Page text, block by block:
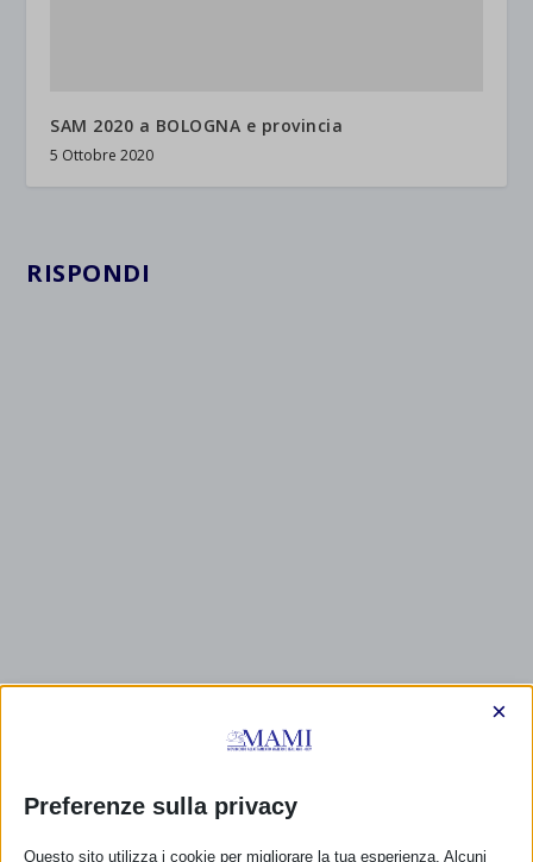
SAM 2020 a BOLOGNA e provincia
5 Ottobre 2020
RISPONDI
Preferenze sulla privacy
×
Questo sito utilizza i cookie per migliorare la tua esperienza. Alcuni